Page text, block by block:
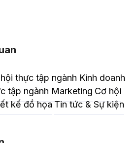
thực tập ngành Kinh doanh
tập ngành MarketingCơ hội
kế đồ họaTin tức & Sự kiện